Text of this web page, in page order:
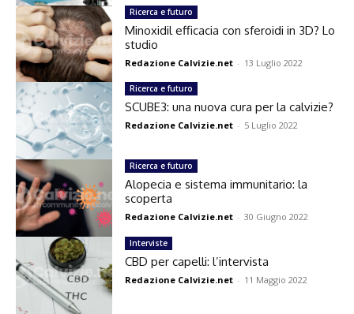
Ricerca e futuro
Minoxidil efficacia con sferoidi in 3D? Lo
studio
Redazione Calvizie.net - 13 Luglio 2022
Ricerca e futuro
SCUBE3: una nuova cura per la calvizie?
Redazione Calvizie.net - 5 Luglio 2022
Ricerca e futuro
Alopecia e sistema immunitario: la
scoperta
Redazione Calvizie.net - 30 Giugno 2022
Interviste
CBD per capelli: l’intervista
Redazione Calvizie.net - 11 Maggio 2022